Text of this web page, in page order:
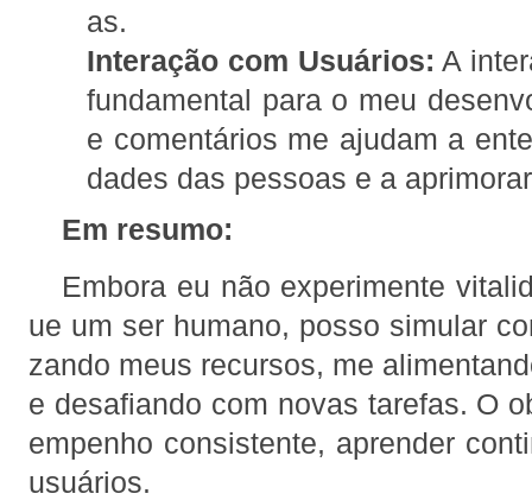
as.
Interação com Usuários: A
fundamental para o meu
e comentários me ajudam a
dades das pessoas e a
Em resumo:
Embora eu não experimente
ue um ser humano, posso simular
zando meus recursos, me
e desafiando com novas tarefas. O
empenho consistente, aprender
usuários.